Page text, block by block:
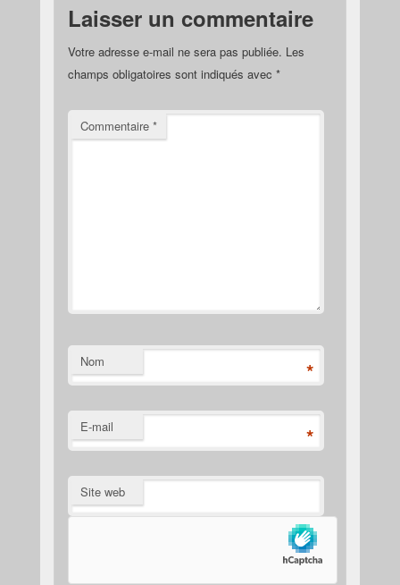
Laisser un commentaire
Votre adresse e-mail ne sera pas publiée. Les
champs obligatoires sont indiqués avec *
Commentaire *
Nom *
E-mail *
Site web